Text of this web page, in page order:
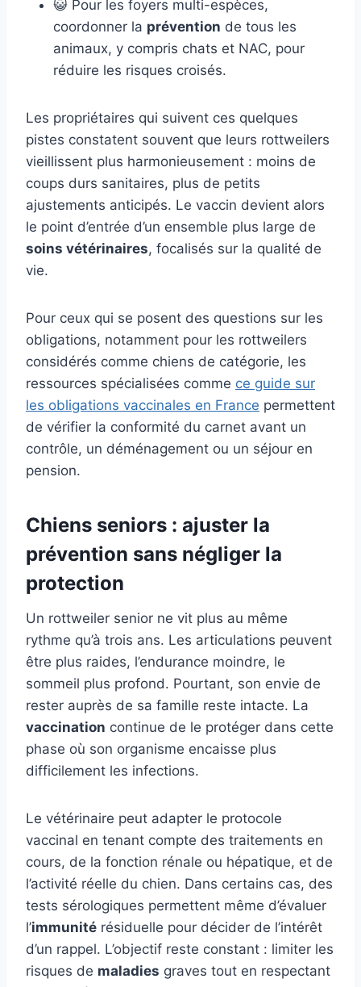
😺 Pour les foyers multi-espèces,
coordonner la prévention de tous les
animaux, y compris chats et NAC, pour
réduire les risques croisés.
Les propriétaires qui suivent ces quelques
pistes constatent souvent que leurs rottweilers
vieillissent plus harmonieusement : moins de
coups durs sanitaires, plus de petits
ajustements anticipés. Le vaccin devient alors
le point d’entrée d’un ensemble plus large de
soins vétérinaires, focalisés sur la qualité de
vie.
Pour ceux qui se posent des questions sur les
obligations, notamment pour les rottweilers
considérés comme chiens de catégorie, les
ressources spécialisées comme ce guide sur
les obligations vaccinales en France permettent
de vérifier la conformité du carnet avant un
contrôle, un déménagement ou un séjour en
pension.
Chiens seniors : ajuster la
prévention sans négliger la
protection
Un rottweiler senior ne vit plus au même
rythme qu’à trois ans. Les articulations peuvent
être plus raides, l’endurance moindre, le
sommeil plus profond. Pourtant, son envie de
rester auprès de sa famille reste intacte. La
vaccination continue de le protéger dans cette
phase où son organisme encaisse plus
difficilement les infections.
Le vétérinaire peut adapter le protocole
vaccinal en tenant compte des traitements en
cours, de la fonction rénale ou hépatique, et de
l’activité réelle du chien. Dans certains cas, des
tests sérologiques permettent même d’évaluer
l’immunité résiduelle pour décider de l’intérêt
d’un rappel. L’objectif reste constant : limiter les
risques de maladies graves tout en respectant